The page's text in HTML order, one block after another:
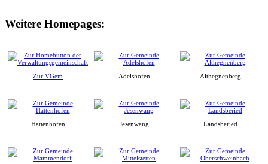
Weitere Homepages:
Zur VGem Adelshofen Althegnenberg
Hattenhofen Jesenwang Landsberied